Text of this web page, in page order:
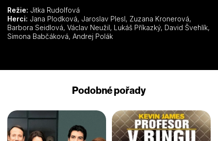
Režie: Jitka Rudolfová
Herci:
Barbora Seidlová, Václav Neužil, Lukáš Příkazký, David Švehlík,
Simona Babčáková, Andrej Polák
Podobné pořady